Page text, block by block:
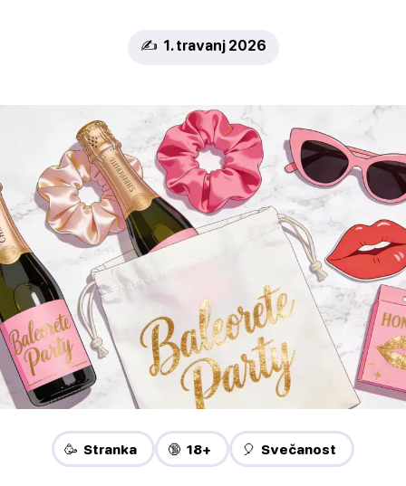
✍️ 1. travanj 2026
🥳 Stranka 🔞 18+ 🎈 Svečanost